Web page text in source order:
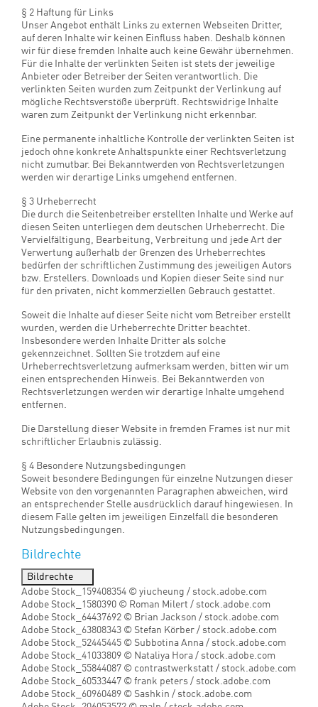
entsprechenden Rechtsverletzungen werden wir diese Inhalte
umgehend entfernen.
§ 2 Haftung für Links
Unser Angebot enthält Links zu externen Webseiten Dritter,
auf deren Inhalte wir keinen Einfluss haben. Deshalb können
wir für diese fremden Inhalte auch keine Gewähr übernehmen.
Für die Inhalte der verlinkten Seiten ist stets der jeweilige
Anbieter oder Betreiber der Seiten verantwortlich. Die
verlinkten Seiten wurden zum Zeitpunkt der Verlinkung auf
mögliche Rechtsverstöße überprüft. Rechtswidrige Inhalte
waren zum Zeitpunkt der Verlinkung nicht erkennbar.
Eine permanente inhaltliche Kontrolle der verlinkten Seiten ist
jedoch ohne konkrete Anhaltspunkte einer Rechtsverletzung
nicht zumutbar. Bei Bekanntwerden von Rechtsverletzungen
werden wir derartige Links umgehend entfernen.
§ 3 Urheberrecht
Die durch die Seitenbetreiber erstellten Inhalte und Werke auf
diesen Seiten unterliegen dem deutschen Urheberrecht. Die
Vervielfältigung, Bearbeitung, Verbreitung und jede Art der
Verwertung außerhalb der Grenzen des Urheberrechtes
bedürfen der schriftlichen Zustimmung des jeweiligen Autors
bzw. Erstellers. Downloads und Kopien dieser Seite sind nur
für den privaten, nicht kommerziellen Gebrauch gestattet.
Soweit die Inhalte auf dieser Seite nicht vom Betreiber erstellt
wurden, werden die Urheberrechte Dritter beachtet.
Insbesondere werden Inhalte Dritter als solche
gekennzeichnet. Sollten Sie trotzdem auf eine
Urheberrechtsverletzung aufmerksam werden, bitten wir um
einen entsprechenden Hinweis. Bei Bekanntwerden von
Rechtsverletzungen werden wir derartige Inhalte umgehend
entfernen.
Die Darstellung dieser Website in fremden Frames ist nur mit
schriftlicher Erlaubnis zulässig.
§ 4 Besondere Nutzungsbedingungen
Soweit besondere Bedingungen für einzelne Nutzungen dieser
Website von den vorgenannten Paragraphen abweichen, wird
an entsprechender Stelle ausdrücklich darauf hingewiesen. In
diesem Falle gelten im jeweiligen Einzelfall die besonderen
Nutzungsbedingungen.
Bildrechte
Bildrechte
Adobe Stock_159408354 © yiucheung / stock.adobe.com
Adobe Stock_1580390 © Roman Milert / stock.adobe.com
Adobe Stock_64437692 © Brian Jackson / stock.adobe.com
Adobe Stock_63808343 © Stefan Körber / stock.adobe.com
Adobe Stock_52445445 © Subbotina Anna / stock.adobe.com
Adobe Stock_41033809 © Nataliya Hora / stock.adobe.com
Adobe Stock_55844087 © contrastwerkstatt / stock.adobe.com